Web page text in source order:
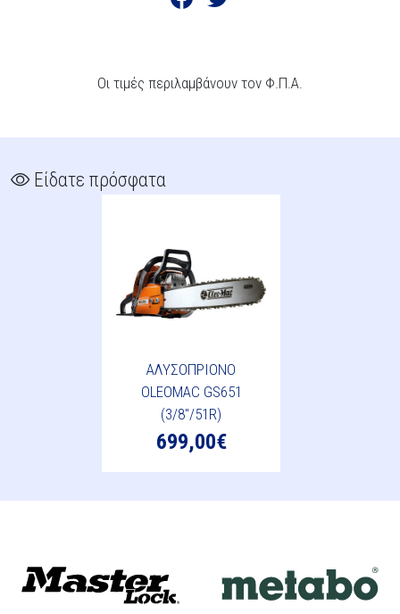
Οι τιμές περιλαμβάνουν τον Φ.Π.Α.
Είδατε πρόσφατα
ΑΛΥΣΟΠΡΙΟΝΟ
OLEOMAC GS651
(3/8"/51R)
699,00€